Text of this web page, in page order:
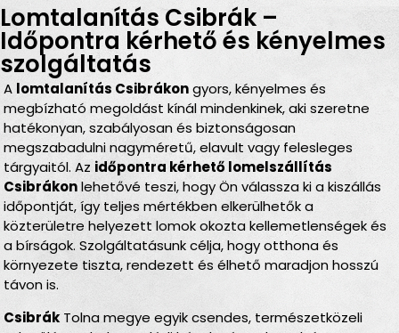
Lomtalanítás Csibrák –
Időpontra kérhető és kényelmes
szolgáltatás
A lomtalanítás Csibrákongyors, kényelmes és
megbízható megoldást kínál mindenkinek, aki szeretne
hatékonyan, szabályosan és biztonságosan
megszabadulni nagyméretű, elavult vagy felesleges
tárgyaitól. Az időpontra kérhető lomelszállítás
Csibrákonlehetővé teszi, hogy Ön válassza ki a kiszállás
időpontját, így teljes mértékben elkerülhetők a
közterületre helyezett lomok okozta kellemetlenségek és
a bírságok. Szolgáltatásunk célja, hogy otthona és
környezete tiszta, rendezett és élhető maradjon hosszú
távon is.
CsibrákTolna megye egyik csendes, természetközeli